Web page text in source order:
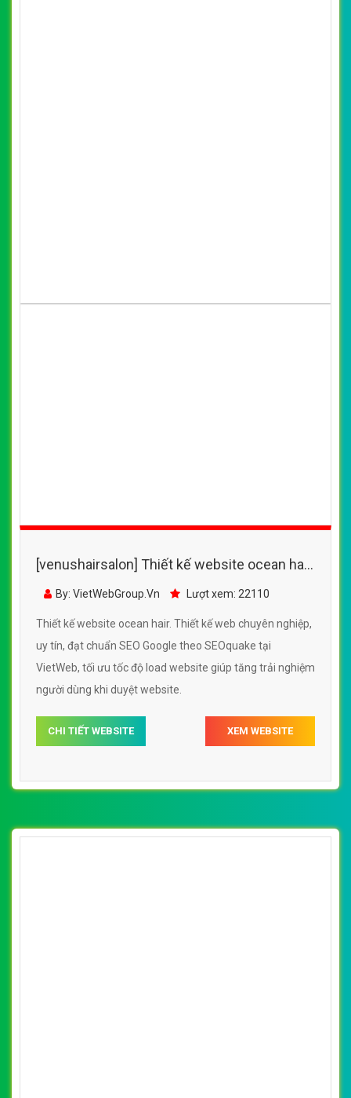
[venushairsalon] Thiết kế website ocean hair
đẹp, chuyên nghiệp chuẩn SEO
By: VietWebGroup.Vn Lượt xem: 22110
Thiết kế website ocean hair. Thiết kế web chuyên nghiệp,
uy tín, đạt chuẩn SEO Google theo SEOquake tại
VietWeb, tối ưu tốc độ load website giúp tăng trải nghiệm
người dùng khi duyệt website.
CHI TIẾT WEBSITE XEM WEBSITE